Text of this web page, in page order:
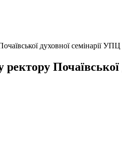
духовної семінарії
ректору